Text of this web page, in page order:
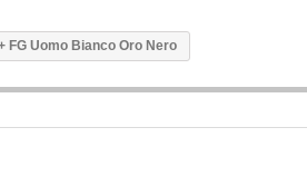
FG Uomo Bianco Oro Nero